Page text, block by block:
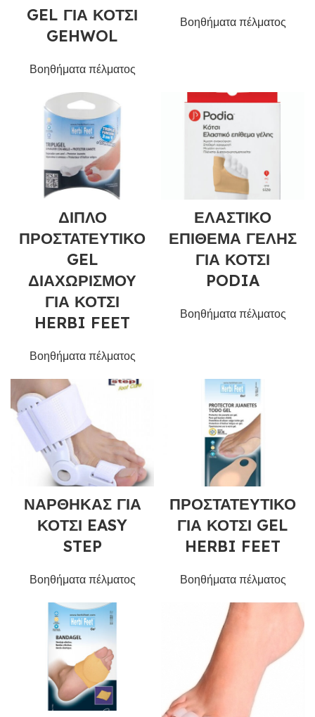
GEL ΓΙΑ ΚΟΤΣΙ
GEHWOL
Βοηθήματα πέλματος
Βοηθήματα πέλματος
ΔΙΠΛΟ
ΠΡΟΣΤΑΤΕΥΤΙΚΟ
GEL
ΔΙΑΧΩΡΙΣΜΟΥ
ΓΙΑ ΚΟΤΣΙ
HERBI FEET
Βοηθήματα πέλματος
ΕΛΑΣΤΙΚΟ
ΕΠΙΘΕΜΑ ΓΕΛΗΣ
ΓΙΑ ΚΟΤΣΙ
PODIA
Βοηθήματα πέλματος
ΝΑΡΘΗΚΑΣ ΓΙΑ
ΚΟΤΣΙ EASY
STEP
Βοηθήματα πέλματος
ΠΡΟΣΤΑΤΕΥΤΙΚΟ
ΓΙΑ ΚΟΤΣΙ GEL
HERBI FEET
Βοηθήματα πέλματος